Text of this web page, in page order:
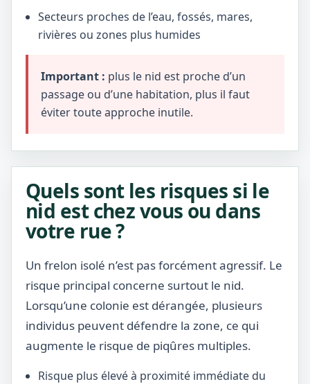
Secteurs proches de l’eau, fossés, mares,
rivières ou zones plus humides
Important : plus le nid est proche d’un
passage ou d’une habitation, plus il faut
éviter toute approche inutile.
Quels sont les risques si le
nid est chez vous ou dans
votre rue ?
Un frelon isolé n’est pas forcément agressif. Le
risque principal concerne surtout le nid.
Lorsqu’une colonie est dérangée, plusieurs
individus peuvent défendre la zone, ce qui
augmente le risque de piqûres multiples.
Risque plus élevé à proximité immédiate du